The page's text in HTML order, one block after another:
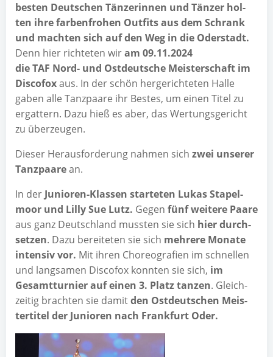
bes­ten Deut­schen Tän­ze­rin­nen und Tän­zer hol­
ten ihre far­ben­fro­hen Out­fits aus dem Schrank
und mach­ten sich auf den Weg in die Oder­stadt.
Denn hier rich­te­ten wiram 09.11.2024
die TAF Nord- und Ost­deut­sche Meis­ter­schaft im
Dis­co­foxaus. In der schön her­ge­rich­te­ten Hal­le
gaben alle Tanz­paa­re ihr Bes­tes, um einen Titel zu
ergat­tern. Dazu hieß es aber, das Wer­tungs­ge­richt
zu überzeugen.
Die­ser Her­aus­for­de­rung nah­men sich zwei unse­rer
Tanz­paa­rean.
In der Junio­ren-Klas­sen star­te­ten Lukas Sta­pel­
moor und Lil­ly Sue Lutz. Gegen fünf wei­te­re Paa­re
aus ganz Deutsch­land muss­ten sie sich hier durch­
set­zen. Dazu berei­te­ten sie sich meh­re­re Mona­te
inten­siv vor. Mit ihren Cho­reo­gra­fien im schnel­len
und lang­sa­men Dis­co­fox konn­ten sie sich, im
Gesamt­tur­nier auf einen 3. Platz tan­zen. Gleich­
zei­tig brach­ten sie damitden Ost­deut­schen Meis­
ter­ti­tel der Junio­ren nach Frank­furt Oder.